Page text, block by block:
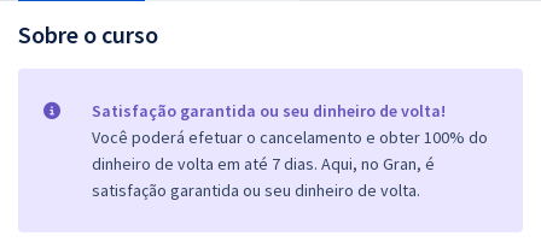
Sobre o curso
Satisfação garantida ou seu dinheiro de volta!
Você poderá efetuar o cancelamento e obter 100% do
dinheiro de volta em até 7 dias. Aqui, no Gran, é
satisfação garantida ou seu dinheiro de volta.